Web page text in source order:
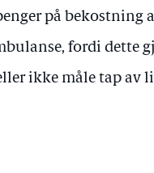
på bekostning
fordi dette
ikke måle tap av